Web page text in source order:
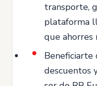
transporte,
plataforma
que ahorres
Beneficiarte
descuentos